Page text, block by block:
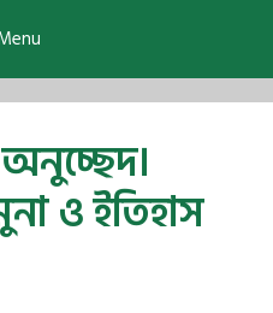
ও ইতিহাস